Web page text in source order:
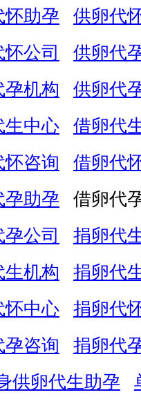
怀助孕 供卵代
公司 供卵代
孕机构 供卵代
生中心 借卵代
怀咨询 借卵代
孕助孕 借卵代
公司 捐卵代
生机构 捐卵代
怀中心 捐卵代
孕咨询 捐卵代
供卵代生助孕